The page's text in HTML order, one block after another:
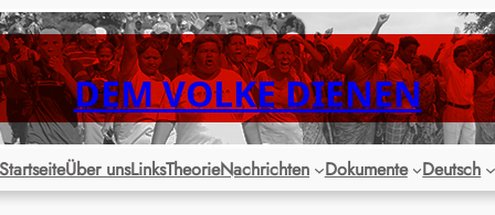
DEM VOLKE DIENEN
StartseiteÜber unsLinksTheorieNachrichten Dokumente Deutsch